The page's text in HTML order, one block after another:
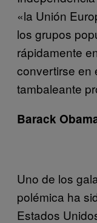
«la Unión
los grupos
rápidamente
convertirse en
tambaleante
Barack
Uno de los
polémica ha
Estados